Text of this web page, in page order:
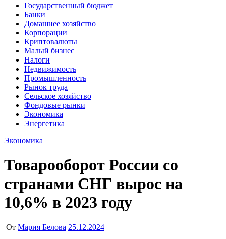
Государственный бюджет
Банки
Домашнее хозяйство
Корпорации
Криптовалюты
Малый бизнес
Налоги
Недвижимость
Промышленность
Рынок труда
Сельское хозяйство
Фондовые рынки
Экономика
Энергетика
Экономика
Товарооборот России со
странами СНГ вырос на
10,6% в 2023 году
От Мария Белова 25.12.2024